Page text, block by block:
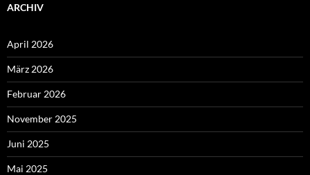
ARCHIV
April 2026
März 2026
Februar 2026
November 2025
Juni 2025
Mai 2025